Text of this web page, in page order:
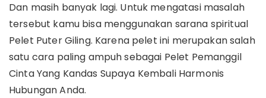
Dan masih banyak lagi. Untuk mengatasi masalah
tersebut kamu bisa menggunakan sarana spiritual
Pelet Puter Giling. Karena pelet ini merupakan salah
satu cara paling ampuh sebagai Pelet Pemanggil
Cinta Yang Kandas Supaya Kembali Harmonis
Hubungan Anda.